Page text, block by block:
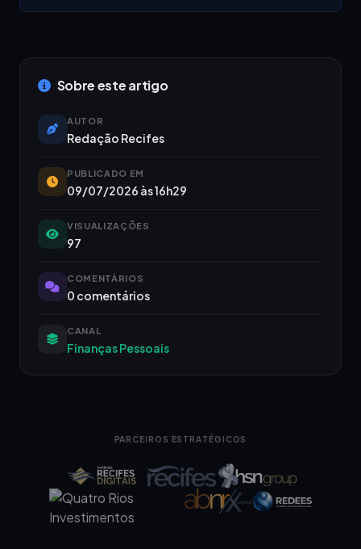
Sobre este artigo
AUTOR
Redação Recifes
PUBLICADO EM
09/07/2026 às 16h29
VISUALIZAÇÕES
97
COMENTÁRIOS
0 comentários
CANAL
Finanças Pessoais
PARCEIROS ESTRATÉGICOS